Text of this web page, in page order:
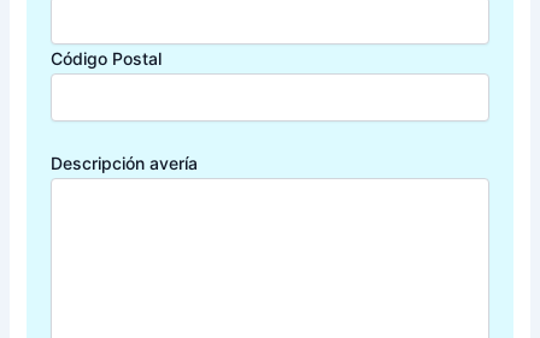
Código Postal
Descripción avería